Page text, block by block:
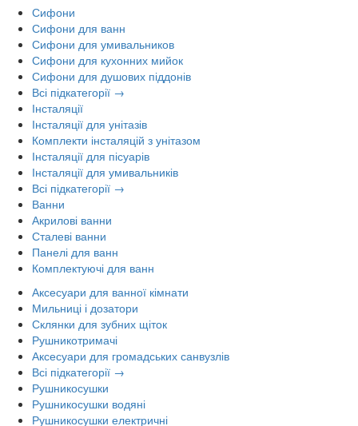
Сифони
Сифони для ванн
Сифони для умивальников
Сифони для кухонних мийок
Сифони для душових піддонів
Всі підкатегорії →
Інсталяції
Інсталяції для унітазів
Комплекти інсталяцій з унітазом
Інсталяції для пісуарів
Інсталяції для умивальників
Всі підкатегорії →
Ванни
Акрилові ванни
Сталеві ванни
Панелі для ванн
Комплектуючі для ванн
Аксесуари для ванної кімнати
Мильниці і дозатори
Склянки для зубних щіток
Рушникотримачі
Аксесуари для громадських санвузлів
Всі підкатегорії →
Рушникосушки
Рушникосушки водяні
Рушникосушки електричні